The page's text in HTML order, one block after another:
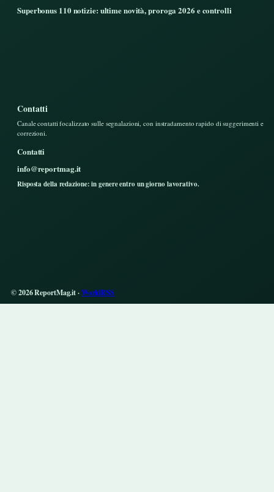
Superbonus 110 notizie: ultime novità, proroga 2026 e controlli
Contatti
Canale contatti focalizzato sulle segnalazioni, con instradamento rapido di suggerimenti e
correzioni.
Contatti
info@reportmag.it
Risposta della redazione: in genere entro un giorno lavorativo.
© 2026 ReportMag.it ·WorldRSS